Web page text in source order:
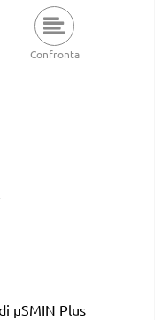
Confronta
µSMIN Plus